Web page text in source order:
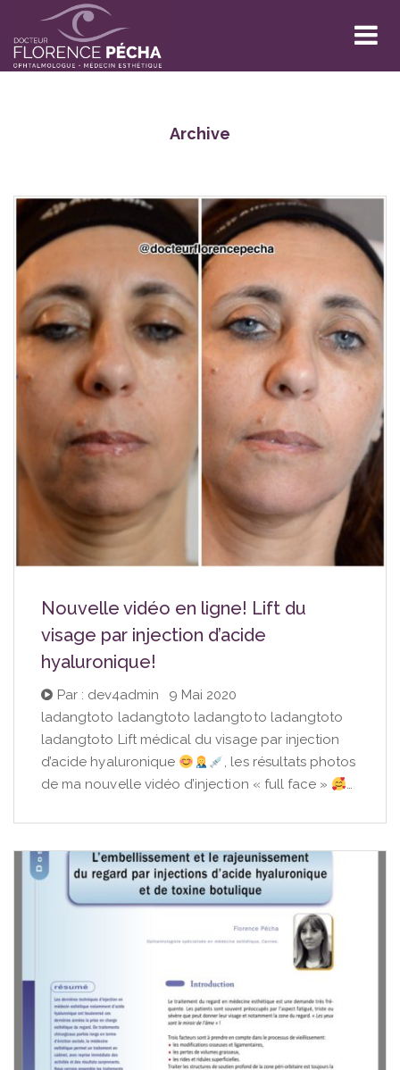
Archive
Nouvelle vidéo en ligne! Lift du
visage par injection d’acide
hyaluronique!
Par : dev4admin
9 Mai 2020
ladangtoto ladangtoto ladangtoto ladangtoto
ladangtoto Lift médical du visage par injection
d’acide hyaluronique
, les résultats photos
de ma nouvelle vidéo d’injection « full face »
…